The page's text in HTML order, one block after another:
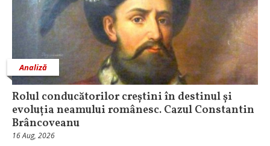
Analiză
Rolul conducătorilor creștini în destinul și
evoluția neamului românesc. Cazul Constantin
Brâncoveanu
16 Aug, 2026